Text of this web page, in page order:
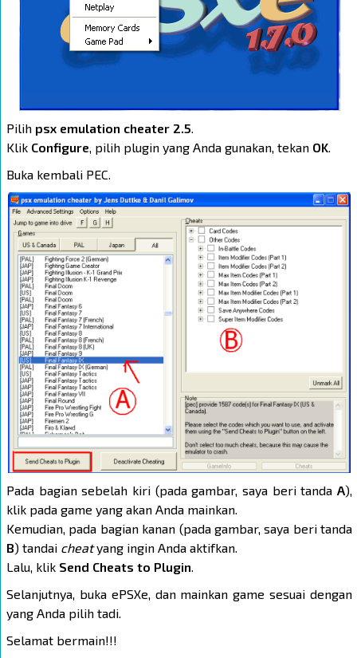
Pilih psx emulation cheater 2.5.
Klik Configure, pilih plugin yang Anda gunakan, tekan OK.
Buka kembali PEC.
Pada bagian sebelah kiri (pada gambar, saya beri tanda A),
klik pada game yang akan Anda mainkan.
Kemudian, pada bagian kanan (pada gambar, saya beri tanda
B) tandai cheatyang ingin Anda aktifkan.
Lalu, klik Send Cheats to Plugin
Selanjutnya, buka ePSXe, dan mainkan game sesuai dengan
yang Anda pilih tadi.
Selamat bermain!!!